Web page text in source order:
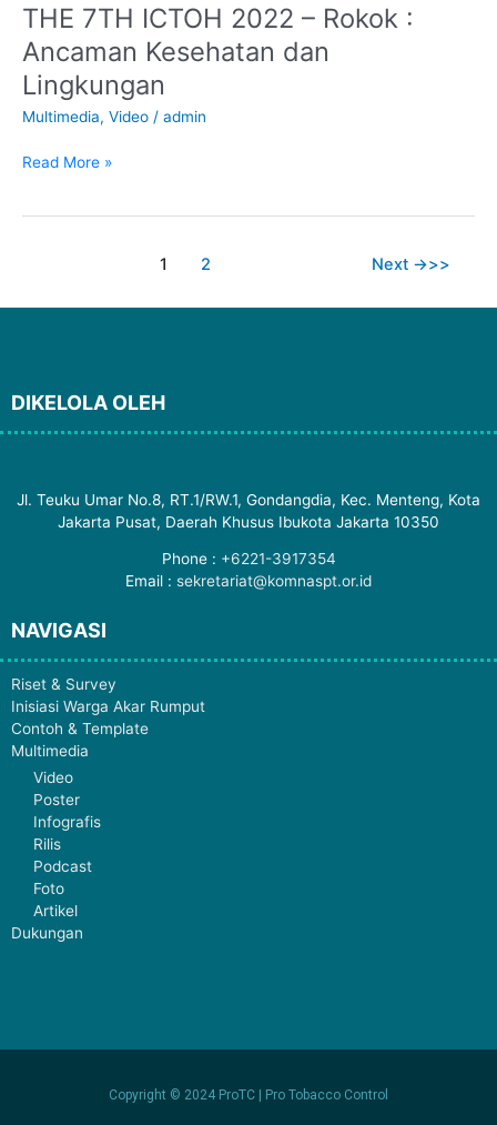
THE 7TH ICTOH 2022 – Rokok :
Ancaman Kesehatan dan
Lingkungan
Multimedia, Video / admin
THE
ICTOH
2022
Rokok
Ancaman
dan
Read More »
1 2 Next →
DIKELOLA OLEH
Jl. Teuku Umar No.8, RT.1/RW.1, Gondangdia, Kec. Menteng, Kota
Jakarta Pusat, Daerah Khusus Ibukota Jakarta 10350
Phone : +6221-3917354
Email : sekretariat@komnaspt.or.id
NAVIGASI
Riset & Survey
Inisiasi Warga Akar Rumput
Contoh & Template
Multimedia
Video
Poster
Infografis
Rilis
Podcast
Foto
Artikel
Dukungan
Copyright © 2024 ProTC | Pro Tobacco Control